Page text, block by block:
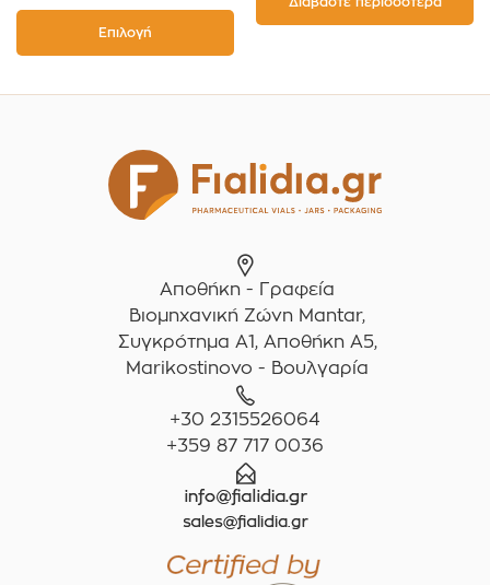
Επιλογή
τεμαχίων
Αποθήκη - Γραφεία
Βιομηχανική Ζώνη Mantar,
Συγκρότημα A1, Αποθήκη Α5,
Marikostinovo - Βουλγαρία
+30 2315526064
+359 87 717 0036